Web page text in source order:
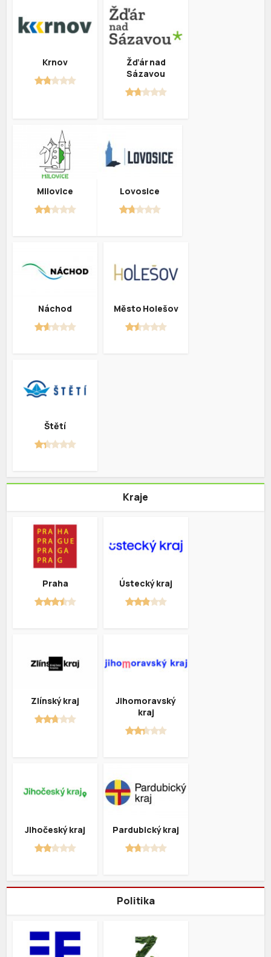
Krnov
Žďár nad
Sázavou
Milovice Lovosice
Náchod Město Holešov
Štětí
Kraje
Praha Ústecký kraj
Zlínský kraj
Jihomoravský
kraj
Jihočeský kraj Pardubický kraj
Politika